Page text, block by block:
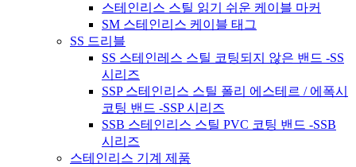
스테인리스 스틸 읽기 쉬운 케이블 마커
SM 스테인리스 케이블 태그
SS 드리블
SS 스테인레스 스틸 코팅되지 않은 밴드 -SS
시리즈
SSP 스테인리스 스틸 폴리 에스테르 / 에폭시
코팅 밴드 -SSP 시리즈
SSB 스테인리스 스틸 PVC 코팅 밴드 -SSB
시리즈
스테인리스 기계 제품